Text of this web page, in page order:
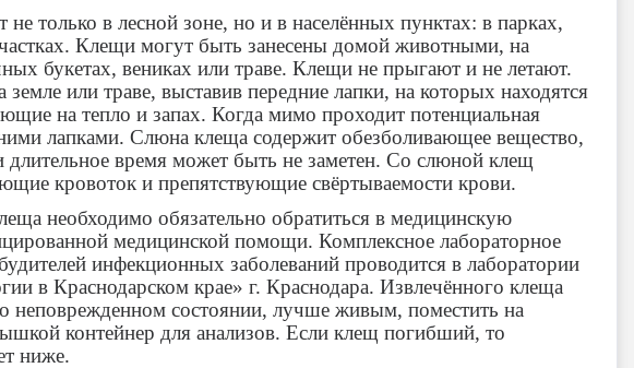
только в лесной зоне, но и в населённых пунктах: в парках,
Клещи могут быть занесены домой животными, на
букетах, вениках или траве. Клещи не прыгают и не летают.
или траве, выставив передние лапки, на которых находятся
на тепло и запах. Когда мимо проходит потенциальная
лапками. Слюна клеща содержит обезболивающее вещество,
длительное время может быть не заметен. Со слюной клещ
кровоток и препятствующие свёртываемости крови.
необходимо обязательно обратиться в медицинскую
медицинской помощи. Комплексное лабораторное
инфекционных заболеваний проводится в лаборатории
в Краснодарском крае» г. Краснодара. Извлечённого клеща
неповрежденном состоянии, лучше живым, поместить на
контейнер для анализов. Если клещ погибший, то
ниже.